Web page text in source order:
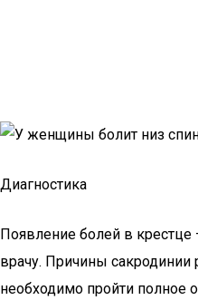
Диагностика
Появление болей в крестце
врачу. Причины сакродинии
необходимо пройти полное